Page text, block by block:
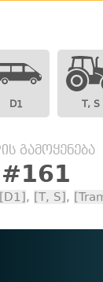
D1 T, S
გამოყენება
[D1], [T, S],